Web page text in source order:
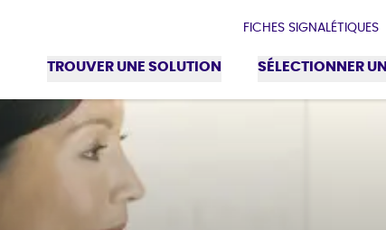
FICHES SIGNALÉTIQUES
TROUVER UNE SOLUTION SÉLECTIONNER